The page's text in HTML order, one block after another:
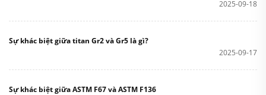
2025-09-18
Sự khác biệt giữa titan Gr2 và Gr5 là gì?
2025-09-17
Sự khác biệt giữa ASTM F67 và ASTM F136